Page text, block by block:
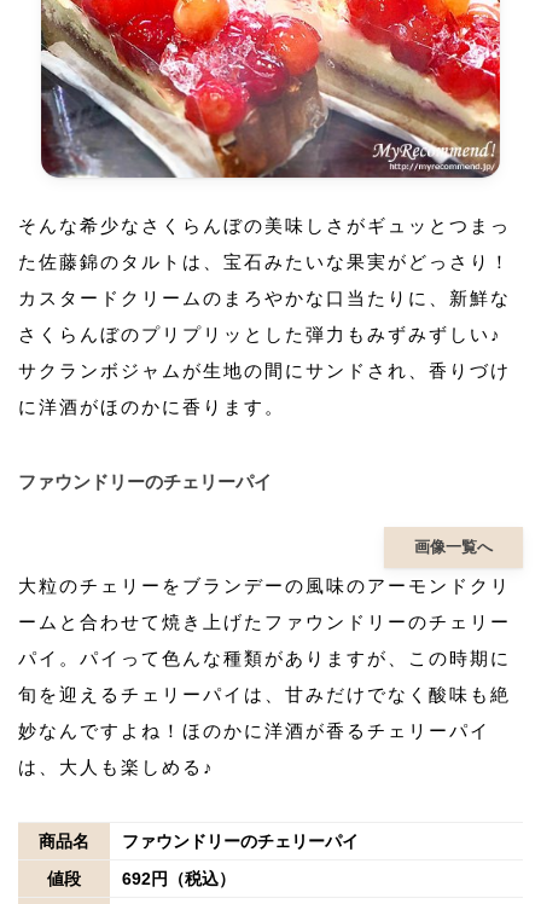
そんな希少なさくらんぼの美味しさがギュッとつまっ
た佐藤錦のタルトは、宝石みたいな果実がどっさり！
カスタードクリームのまろやかな口当たりに、新鮮な
さくらんぼのプリプリッとした弾力もみずみずしい♪
サクランボジャムが生地の間にサンドされ、香りづけ
に洋酒がほのかに香ります。
ファウンドリーのチェリーパイ
画像一覧へ
大粒のチェリーをブランデーの風味のアーモンドクリ
ームと合わせて焼き上げたファウンドリーのチェリー
パイ。パイって色んな種類がありますが、この時期に
旬を迎えるチェリーパイは、甘みだけでなく酸味も絶
妙なんですよね！ほのかに洋酒が香るチェリーパイ
は、大人も楽しめる♪
商品名
ファウンドリーのチェリーパイ
値段
692円（税込）